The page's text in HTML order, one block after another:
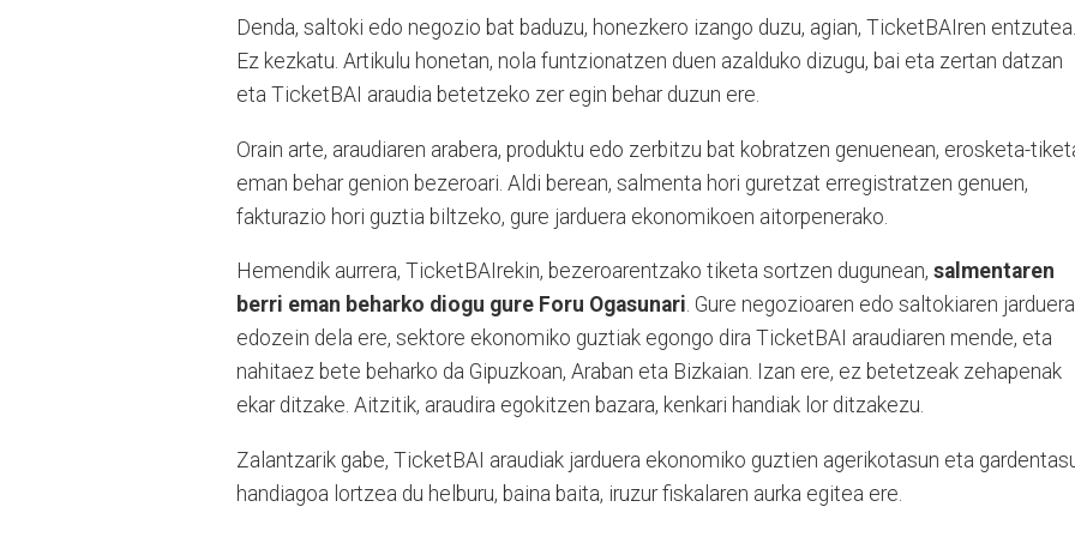
Denda, saltoki edo negozio bat baduzu, honezkero izango duzu, agian, TicketBAIren entzutea.
Ez kezkatu. Artikulu honetan, nola funtzionatzen duen azalduko dizugu, bai eta zertan datzan
eta TicketBAI araudia betetzeko zer egin behar duzun ere.
Orain arte, araudiaren arabera, produktu edo zerbitzu bat kobratzen genuenean, erosketa-
eman behar genion bezeroari. Aldi berean, salmenta hori guretzat erregistratzen genuen,
fakturazio hori guztia biltzeko, gure jarduera ekonomikoen aitorpenerako.
Hemendik aurrera, TicketBAIrekin, bezeroarentzako tiketa sortzen dugunean, salmentaren
berri eman beharko diogu gure Foru Ogasunari. Gure negozioaren edo saltokiaren jarduera
edozein dela ere, sektore ekonomiko guztiak egongo dira TicketBAI araudiaren mende, eta
nahitaez bete beharko da Gipuzkoan, Araban eta Bizkaian. Izan ere, ez betetzeak zehapenak
ekar ditzake. Aitzitik, araudira egokitzen bazara, kenkari handiak lor ditzakezu.
Zalantzarik gabe, TicketBAI araudiak jarduera ekonomiko guztien agerikotasun eta
handiagoa lortzea du helburu, baina baita, iruzur fiskalaren aurka egitea ere.